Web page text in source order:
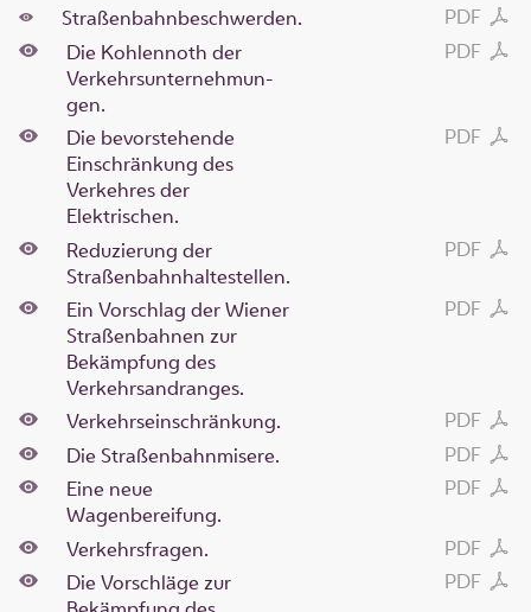
PDF
Straßenbahnbeschwerden.
PDF
Die Kohlennoth der
Verkehrsunternehmun-
gen.
PDF
Die bevorstehende
Einschränkung des
Verkehres der
Elektrischen.
PDF
Reduzierung der
Straßenbahnhaltestellen.
PDF
Ein Vorschlag der Wiener
Straßenbahnen zur
Bekämpfung des
Verkehrsandranges.
PDF
Verkehrseinschränkung.
PDF
Die Straßenbahnmisere.
PDF
Eine neue
Wagenbereifung.
PDF
Verkehrsfragen.
PDF
Die Vorschläge zur